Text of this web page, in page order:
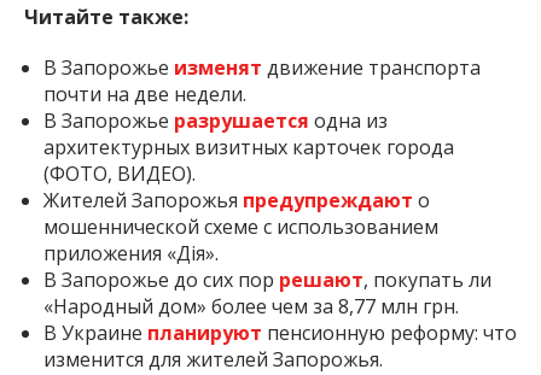
Читайте также:
В Запорожье изменят движение транспорта
почти на две недели.
В Запорожье разрушается одна из
архитектурных визитных карточек города
(ФОТО, ВИДЕО).
Жителей Запорожья предупреждают о
мошеннической схеме с использованием
приложения «Дія».
В Запорожье до сих пор решают, покупать ли
«Народный дом» более чем за 8,77 млн грн.
В Украине планируют пенсионную реформу: что
изменится для жителей Запорожья.